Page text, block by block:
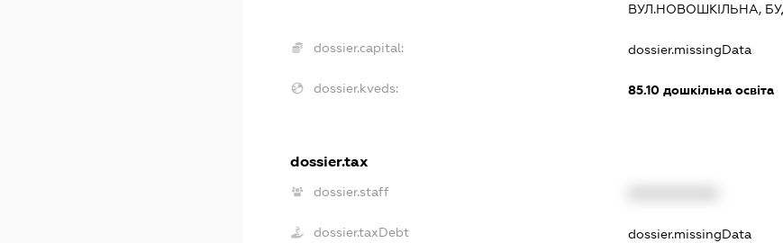
ВУЛ.НОВОШКІЛЬНА,
dossier.capital: dossier.missingData
dossier.kveds: 85.10 дошкільна освіта
dossier.tax
dossier.staff
dossier.taxDebt dossier.missingData